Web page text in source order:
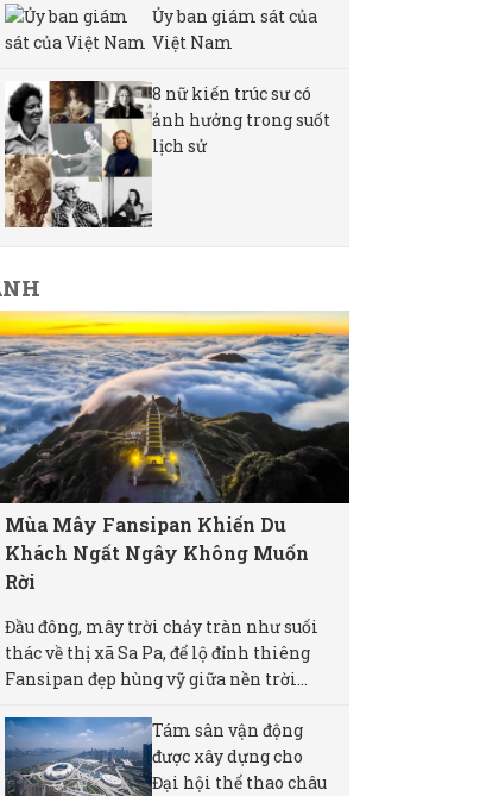
Ủy ban giám sát của
Việt Nam
8 nữ kiến ​​trúc sư có
ảnh hưởng trong suốt
lịch sử
Mùa Mây Fansipan Khiến Du
Khách Ngất Ngây Không Muốn
Rời
Đầu đông, mây trời chảy tràn như suối
thác về thị xã Sa Pa, để lộ đỉnh thiêng
Fansipan đẹp hùng vỹ giữa nền trời...
Tám sân vận động
được xây dựng cho
Đại hội thể thao châu